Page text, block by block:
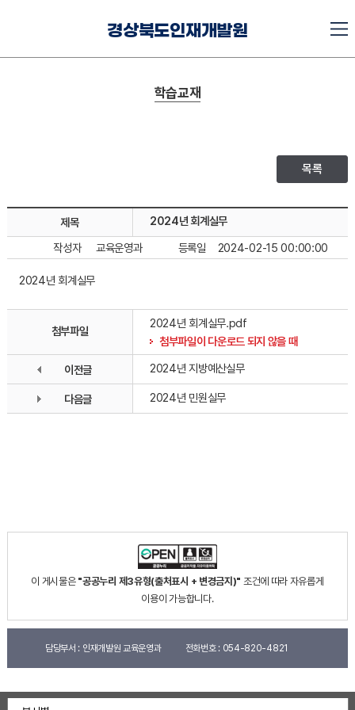
경상북도인재개발원
학습교재
목록
제목
2024년 회계실무
등록일
2024-02-15 00:00:00
작성자 교육운영과
2024년 회계실무
첨부파일
2024년 회계실무.pdf
첨부파일이 다운로드 되지 않을 때
이전글 2024년 지방예산실무
다음글 2024년 민원실무
이 게시물은 "공공누리 제3유형(출처표시 + 변경금지)" 조건에 따라 자유롭게
이용이 가능합니다.
담당부서 : 인재개발원 교육운영과 전화번호 : 054-820-4821